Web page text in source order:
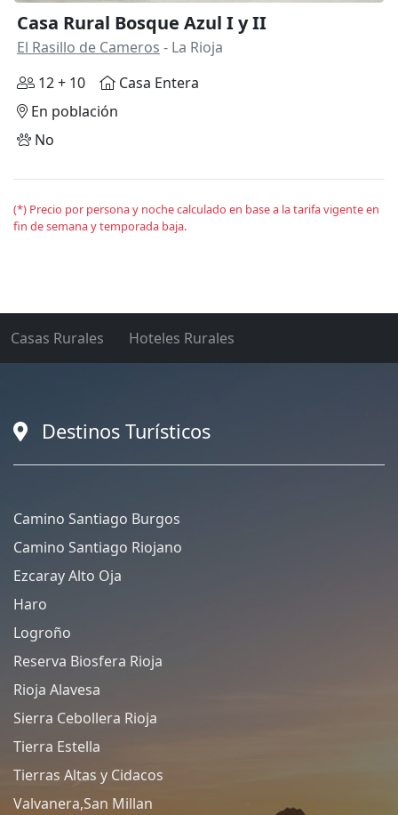
Casa Rural Bosque Azul I y II
El Rasillo de Cameros - La Rioja
12 + 10
Casa Entera
En población
No
(*) Precio por persona y noche calculado en base a la tarifa vigente en
fin de semana y temporada baja.
Casas Rurales Hoteles Rurales
Destinos Turísticos
Camino Santiago Burgos
Camino Santiago Riojano
Ezcaray Alto Oja
Haro
Logroño
Reserva Biosfera Rioja
Rioja Alavesa
Sierra Cebollera Rioja
Tierra Estella
Tierras Altas y Cidacos
Valvanera,San Millan